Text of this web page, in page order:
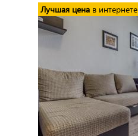
Лучшая цена в интернете